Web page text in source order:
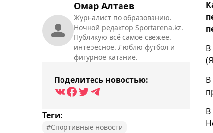
Омар Алтаев
Журналист по образованию.
Ночной редактор Sportarena.kz.
Публикую всё самое свежее.
интересное. Люблю футбол и
фигурное катание.
Поделитесь новостью:
Теги:
#Спортивные новости
В
В
В